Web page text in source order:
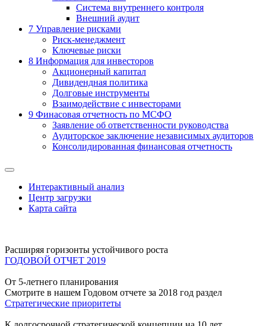
Система внутреннего контроля
Внешний аудит
7 Управление рисками
Риск-менеджмент
Ключевые риски
8 Информация для инвесторов
Акционерный капитал
Дивидендная политика
Долговые инструменты
Взаимодействие с инвеcторами
9 Финасовая отчетность по МСФО
Заявление об ответственности руководства
Аудиторское заключение независимых аудиторов
Консолидированная финансовая отчетность
Интерактивный анализ
Центр загрузки
Карта сайта
Расширяя горизонты устойчивого роста
ГОДОВОЙ ОТЧЕТ 2019
От 5-летнего планирования
Смотрите в нашем Годовом отчете за 2018 год раздел
Стратегические приоритеты